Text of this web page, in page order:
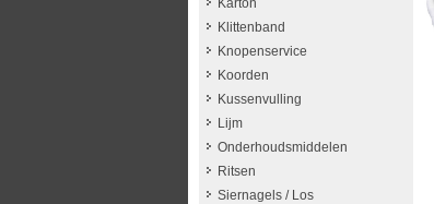
Karton
Klittenband
Knopenservice
Koorden
Kussenvulling
Lijm
Onderhoudsmiddelen
Ritsen
Siernagels / Los